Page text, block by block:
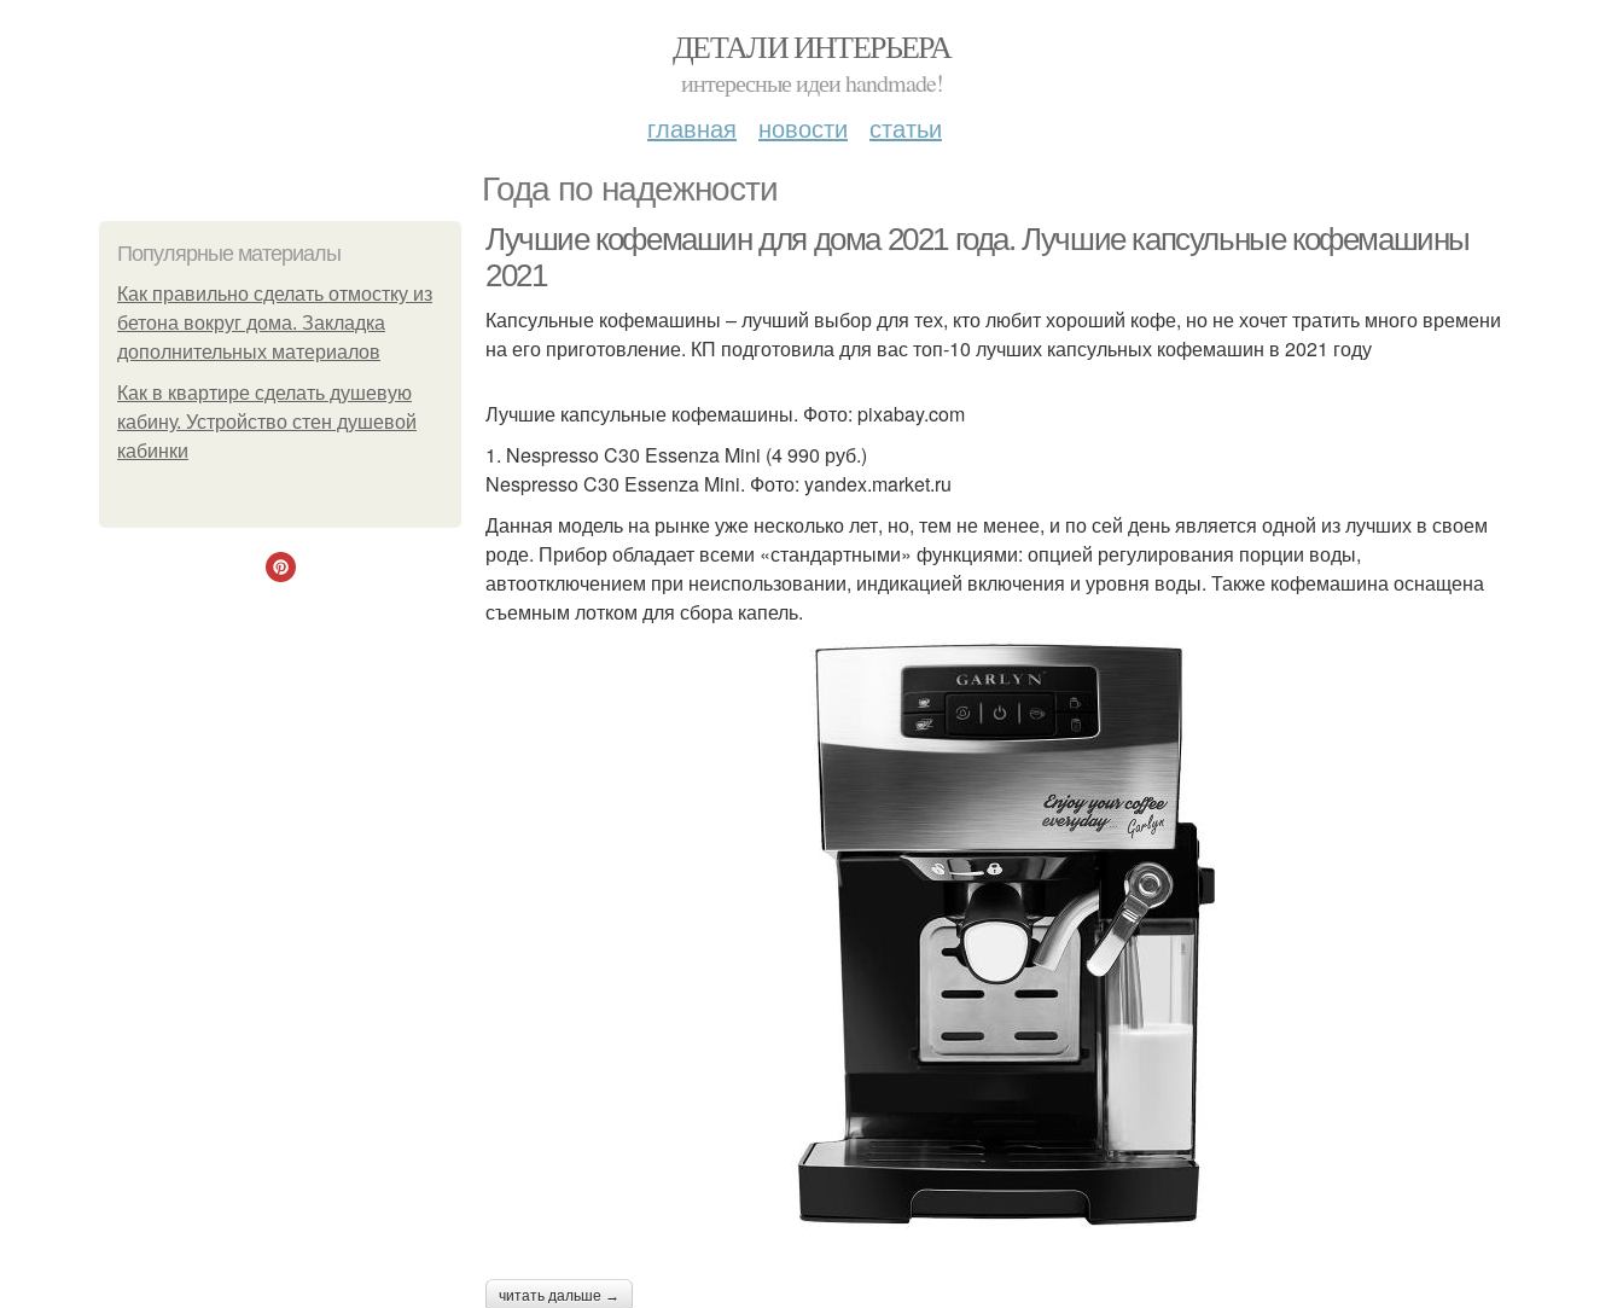
ДЕТАЛИ ИНТЕРЬЕРА
интересные идеи handmade!
главная новости статьи
Года по надежности
Популярные материалы
Как правильно сделать отмостку из
бетона вокруг дома. Закладка
дополнительных материалов
Как в квартире сделать душевую
кабину. Устройство стен душевой
кабинки
Лучшие кофемашин для дома 2021 года. Лучшие капсульные кофемашины
2021
Капсульные кофемашины – лучший выбор для тех, кто любит хороший кофе, но не хочет тратить много времени
на его приготовление. КП подготовила для вас топ-10 лучших капсульных кофемашин в 2021 году
Лучшие капсульные кофемашины. Фото: pixabay.com
1. Nespresso C30 Essenza Mini (4 990 руб.)
Nespresso C30 Essenza Mini. Фото: yandex.market.ru
Данная модель на рынке уже несколько лет, но, тем не менее, и по сей день является одной из лучших в своем
роде. Прибор обладает всеми «стандартными» функциями: опцией регулирования порции воды,
автоотключением при неиспользовании, индикацией включения и уровня воды. Также кофемашина оснащена
съемным лотком для сбора капель.
читать дальше →